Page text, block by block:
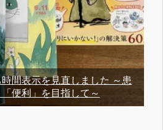
間表示を見直しました ～患
便利」を目指して～